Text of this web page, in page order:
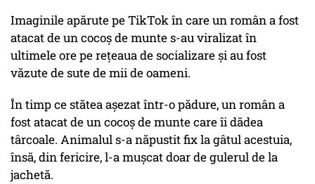
Imaginile apărute pe TikTok în care un român a fost
atacat de un cocoș de munte s-au viralizat în
ultimele ore pe rețeaua de socializare și au fost
văzute de sute de mii de oameni.
În timp ce stătea așezat într-o pădure, un român a
fost atacat de un cocoș de munte care îi dădea
târcoale. Animalul s-a năpustit fix la gâtul acestuia,
însă, din fericire, l-a mușcat doar de gulerul de la
jachetă.